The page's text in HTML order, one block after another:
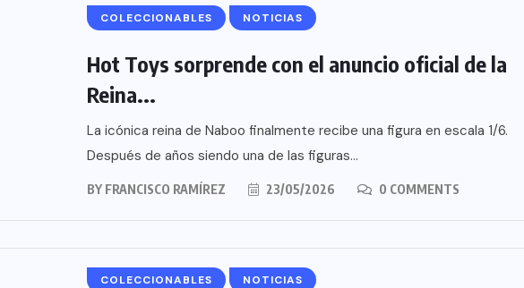
COLECCIONABLES NOTICIAS
Hot Toys sorprende con el anuncio oficial de la
Reina...
La icónica reina de Naboo finalmente recibe una figura en escala 1/6.
Después de años siendo una de las figuras...
BY FRANCISCO RAMÍREZ 23/05/2026 0 COMMENTS
COLECCIONABLES NOTICIAS